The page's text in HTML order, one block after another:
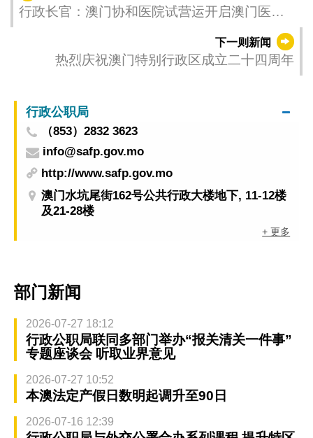
行政长官：澳门协和医院试营运开启澳门医疗
下一则新闻
热烈庆祝澳门特别行政区成立二十四周年
行政公职局
（853）2832 3623
info@safp.gov.mo
http://www.safp.gov.mo
澳门水坑尾街162号公共行政大楼地下, 11-12楼
及21-28楼
+ 更多
部门新闻
2026-07-27 18:12
行政公职局联同多部门举办“报关清关一件事”
专题座谈会 听取业界意见
2026-07-27 10:52
本澳法定产假日数明起调升至90日
2026-07-16 12:39